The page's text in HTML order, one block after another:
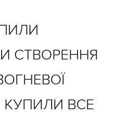
СТВОРЕННЯ
КУПИЛИ ВСЕ